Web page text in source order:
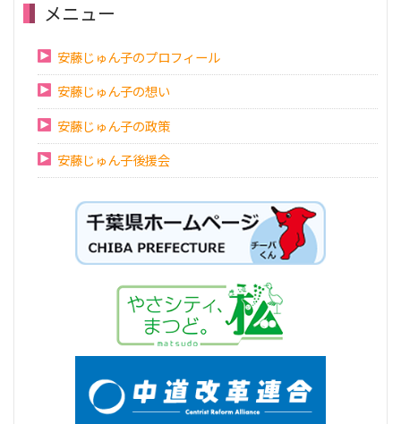
メニュー
安藤じゅん子のプロフィール
安藤じゅん子の想い
安藤じゅん子の政策
安藤じゅん子後援会